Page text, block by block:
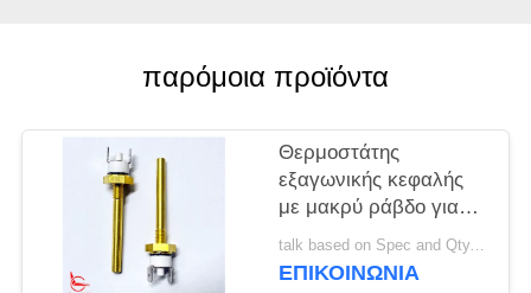
ΠΕΡΙΠΤΏΣΕΙΣ
SITEMAP
PRIVACY
POLICY
παρόμοια προϊόντα
Θερμοστάτης
εξαγωνικής κεφαλής
με μακρύ ράβδο για
Ηλιακό Εξοπλισμό
Θέρμανσης
talk based on Spec and Qty. MOQ:1000 τεμ
ΕΠΙΚΟΙΝΩΝΊΑ